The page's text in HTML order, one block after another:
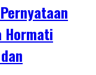
Hormati